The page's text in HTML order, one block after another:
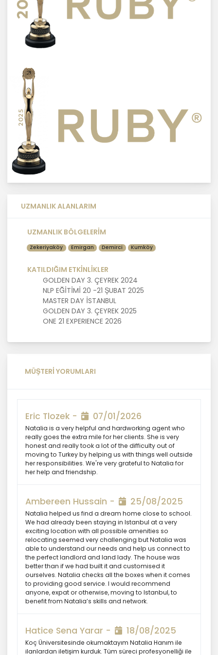
MASTERTURK FRANCHİSİNG
GAYRİMENKUL SATIŞ VE PAZARLAMA
A.Ş. kişisel verilerin hangi amaçla
işleneceğini belirlemekle ve bu
sunmakla yükümlüdür. Kişisel veriler
belirtilen meşru ve hukuka uygun
amaçlar dışında işlenmeyecektir..
4. İşlendikleri Amaçla Bağlantılı, Sınırlı
ve Ölçülü Olma
MASTERTURK FRANCHİSİNG
GAYRİMENKUL SATIŞ VE PAZARLAMA
A.Ş. kişisel verileri belirlenen
elverişli bir biçimde işleyecek ve
amacın gerçekleştirilmesi ile ilgili
olmayan veya ihtiyaç duyulmayan
kişisel verilerin işlenmesinden
kaçınacaktır.
5. İlgili Mevzuatta Öngörülen veya
İşlendikleri Amaç İçin Gerekli Olan
Süre Kadar Muhafaza Etme
MASTERTURK FRANCHİSİNG
A.Ş.. Türk Ceza Kanunu’nun 138.
kişisel verileri, yalnızca ilgili mevzuat
veri işleme amacının gerektirdiği süre
kadar muhafaza edecektir.
MASTERTURK FRANCHİSİNG
GAYRİMENKUL SATIŞ VE PAZARLAMA
A.Ş. öncelikle ilgili mevzuatta kişisel
verilerin saklanması için bir süre
öngörülüp öngörülmediğini tespit
edecek, bir süre belirlenmişse bu
süreye uygun davranacak, bir süre
kadar muhafaza edecektir. Sürenin
bitimi veya işlenmesini gerektiren
sebeplerin ortadan kalkması halinde
kişisel veriler MASTERTURK
FRANCHİSİNG GAYRİMENKUL SATIŞ VE
PAZARLAMA A.Ş.. tarafından silinecek,
yok edilecek veya anonim hale
getirilecektir.
6. Kişisel Veri İşleme Faaliyetlerinin
Kişisel Veri İşleme Şartlarından Bir
veya Birkaçına Dayalı Olarak Kanunun
4. Maddedeki Temel İlkelerin Tümüne
UZMANLIK ALANLARIM
UZMANLIK BÖLGELERİM
Zekeriyaköy Emirgan Demirci Kumköy
KATILDIĞIM ETKİNLİKLER
GOLDEN DAY 3. ÇEYREK 2024
NLP EĞİTİMİ 20 -21 ŞUBAT 2025
MASTER DAY İSTANBUL
GOLDEN DAY 3. ÇEYREK 2025
ONE 21 EXPERIENCE 2026
MÜŞTERİ YORUMLARI
Eric Tlozek - 07/01/2026
Natalia is a very helpful and hardworking agent who
really goes the extra mile for her clients. She is very
honest and really took a lot of the difficulty out of
moving to Turkey by helping us with things well outside
her responsibilities. We're very grateful to Natalia for
her help and friendship.
Ambereen Hussain - 25/08/2025
Natalia helped us find a dream home close to school.
We had already been staying in Istanbul at a very
exciting location with all possible amenities so
relocating seemed very challenging but Natalia was
able to understand our needs and help us connect to
the perfect landlord and land lady. The house was
better than if we had built it and customised it
ourselves. Natalia checks all the boxes when it comes
to providing good service. I would recommend
anyone, expat or otherwise, moving to Istanbul, to
benefit from Natalia’s skills and network.
Hatice Sena Yarar - 18/08/2025
Koç Üniversitesinde okumaktayım Natalia Hanım ile
ilanlardan iletişim kurduk. Tüm süreci profesyonelliği ile